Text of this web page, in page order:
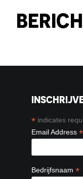
* indicates
Email Address *
Bedrijfsnaam *